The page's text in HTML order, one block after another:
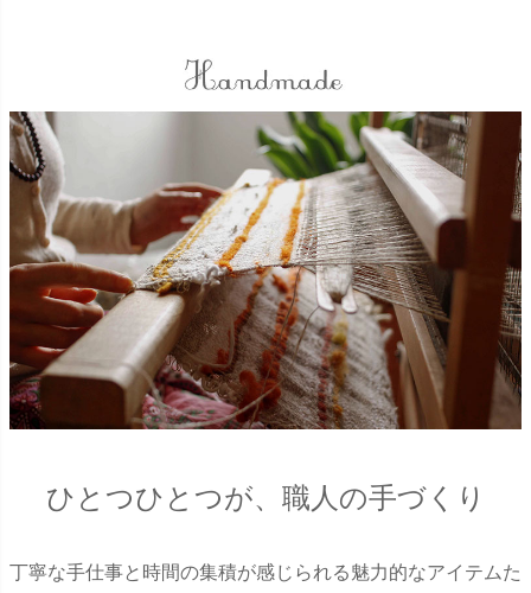
ひとつひとつが、職人の手づくり
丁寧な手仕事と時間の集積が感じられる魅力的なアイテムた